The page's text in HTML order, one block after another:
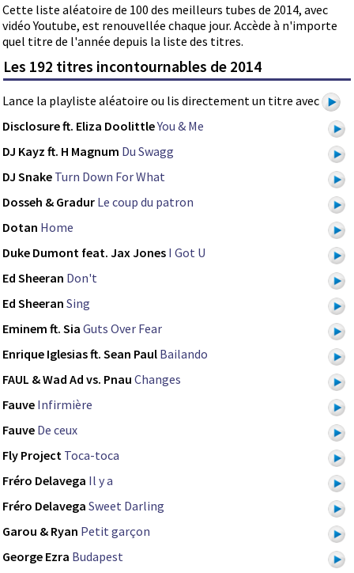
Cette liste aléatoire de 100 des meilleurs tubes de 2014, avec
vidéo Youtube, est renouvellée chaque jour. Accède à n'importe
quel titre de l'année depuis la liste des titres.
Les 192 titres incontournables de 2014
Lance la playliste aléatoire ou lis directement un titre avec
Disclosure ft. Eliza DoolittleYou & Me
DJ Kayz ft. H Magnum Du Swagg
DJ Snake Turn Down For What
Dosseh & Gradur Le coup du patron
Dotan Home
Duke Dumont feat. Jax Jones I Got U
Ed Sheeran Don't
Ed Sheeran Sing
Eminem ft. Sia Guts Over Fear
Enrique Iglesias ft. Sean Paul Bailando
FAUL & Wad Ad vs. Pnau Changes
Fauve Infirmière
Fauve De ceux
Fly Project Toca-toca
Fréro Delavega Il y a
Fréro Delavega Sweet Darling
Garou & Ryan Petit garçon
George Ezra Budapest